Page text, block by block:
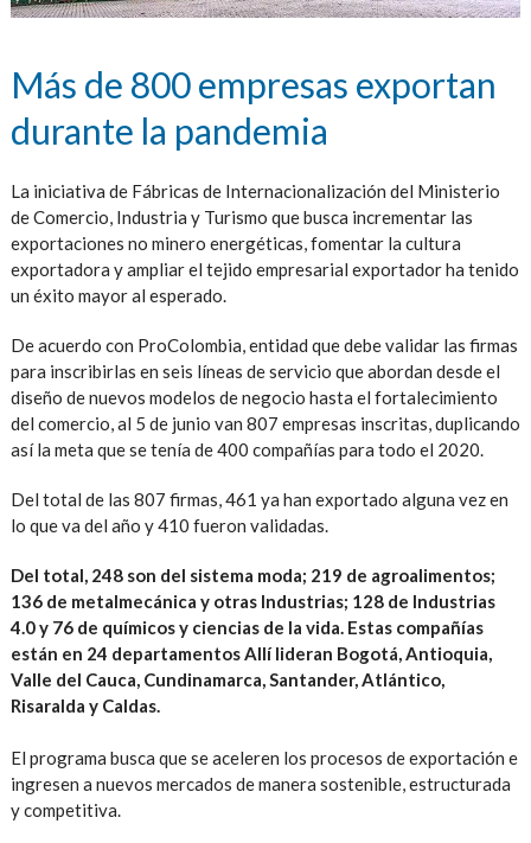
Más de 800 empresas exportan
durante la pandemia
La iniciativa de Fábricas de Internacionalización del Ministerio
de Comercio, Industria y Turismo que busca incrementar las
exportaciones no minero energéticas, fomentar la cultura
exportadora y ampliar el tejido empresarial exportador ha tenido
un éxito mayor al esperado.
De acuerdo con ProColombia, entidad que debe validar las firmas
para inscribirlas en seis líneas de servicio que abordan desde el
diseño de nuevos modelos de negocio hasta el fortalecimiento
del comercio, al 5 de junio van 807 empresas inscritas, duplicando
así la meta que se tenía de 400 compañías para todo el 2020.
Del total de las 807 firmas, 461 ya han exportado alguna vez en
lo que va del año y 410 fueron validadas.
Del total, 248 son del sistema moda; 219 de agroalimentos;
136 de metalmecánica y otras Industrias; 128 de Industrias
4.0 y 76 de químicos y ciencias de la vida. Estas compañías
están en 24 departamentos Allí lideran Bogotá, Antioquia,
Valle del Cauca, Cundinamarca, Santander, Atlántico,
Risaralda y Caldas.
El programa busca que se aceleren los procesos de exportación e
ingresen a nuevos mercados de manera sostenible, estructurada
y competitiva.